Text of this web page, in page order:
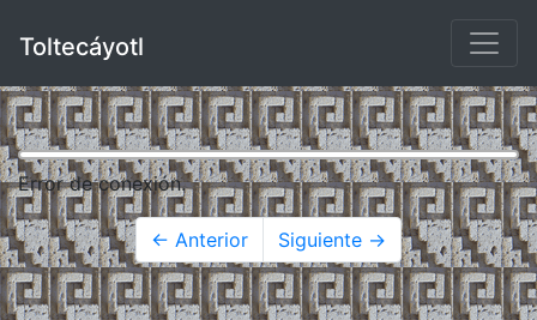
Toltecáyotl
Error de conexión.
← Anterior Siguiente →